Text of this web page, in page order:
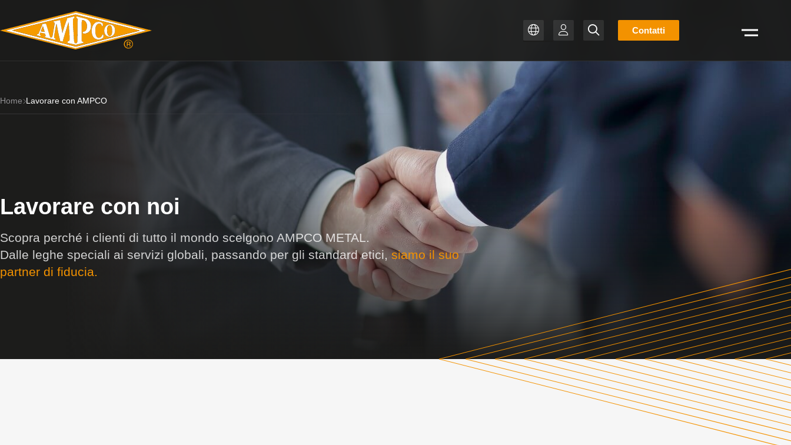
PT-BR
IT
Elenco
Cerca
Contatti
Home Lavorare con AMPCO
Lavorare con noi
Scopra perché i clienti di tutto il mondo scelgono AMPCO METAL.
Dalle leghe speciali ai servizi globali, passando per gli standard etici,siamo il suo
partner di fiducia.